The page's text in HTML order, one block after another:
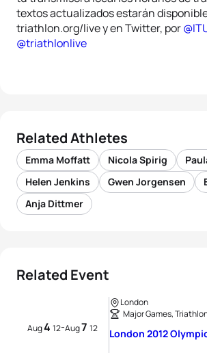
textos actualizados estarán
triathlon.org/live y en Twitter, por
@triathlonlive
Related Athletes
Emma Moffatt Nicola Spirig
Helen Jenkins
Gwen Jorgensen
Anja Dittmer
Related Event
Aug4 12-Aug7 12
London
Major Games,
London 2012